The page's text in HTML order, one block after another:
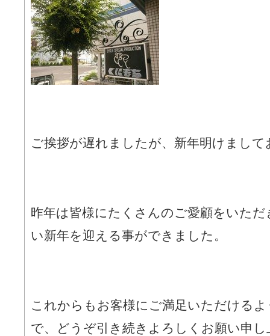
ご挨拶が遅れましたが、新年明けまし
昨年は皆様にたくさんのご愛顧をいた
い新年を迎える事ができました。
これからもお客様にご満足いただける
で、どうぞ引き続きよろしくお願い申